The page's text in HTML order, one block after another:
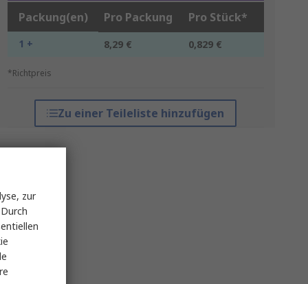
Packung(en) Pro Packung Pro Stück*
1 + 8,29 € 0,829 €
*Richtpreis
Zu einer Teileliste hinzufügen
zur